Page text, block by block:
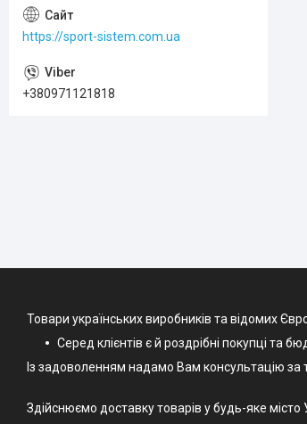
https://sport-sistem.com.ua
+380971121818
Товари українських виробників та відомих
Серед клієнтів є й роздрібні покупці та
Із задоволенням надамо Вам консультацію
Здійснюємо доставку товарів у будь-яке місто